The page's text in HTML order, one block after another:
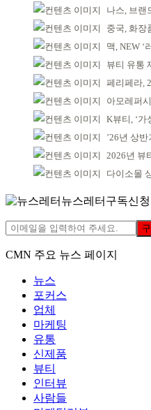
나스, 브랜
중국, 화장품
맥, NEW ‘러
뷰티 유통
페리페라,
아모레퍼시
K뷰티, ‘가성
’26년 상반기
2026년 뷰티
다이소몰
뉴스레터구독신청
CMN 주요 뉴스 페이지
뉴스
포커스
업체
마케팅
유통
신제품
뷰티
인터뷰
사람들